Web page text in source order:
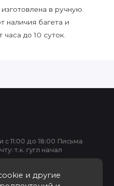
в ручную.
наличия багета и
до 10 суток.
и другие
11:00 до 18:00 Письма
т.к. гугл начал